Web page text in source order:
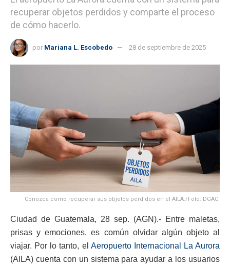
recuperar objetos perdidos y comparte el proceso
de cómo hacerlo.
por Mariana L. Escobedo 28 de septiembre de 2025
Conozca como recuperar sus objetos perdidos en el AILA./Foto: DGAC.
Ciudad de Guatemala, 28 sep. (AGN).- Entre maletas,
prisas y emociones, es común olvidar algún objeto al
viajar. Por lo tanto, el Aeropuerto Internacional La Aurora
(AILA) cuenta con un sistema para ayudar a los usuarios